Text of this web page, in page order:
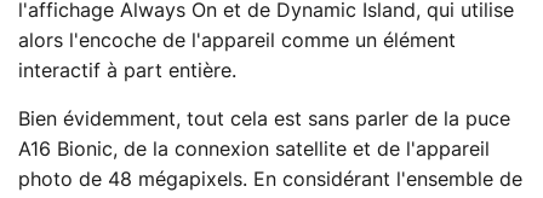
l'affichage Always On et de Dynamic Island, qui utilise
alors l'encoche de l'appareil comme un élément
interactif à part entière.
Bien évidemment, tout cela est sans parler de la puce
A16 Bionic, de la connexion satellite et de l'appareil
photo de 48 mégapixels. En considérant l'ensemble de